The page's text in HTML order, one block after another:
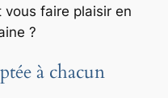
faire plaisir en
?
à chacun